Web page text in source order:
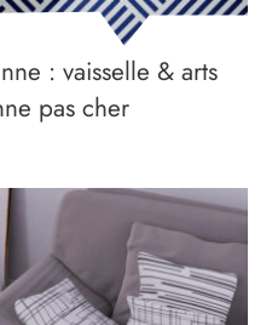
: vaisselle & arts
pas cher